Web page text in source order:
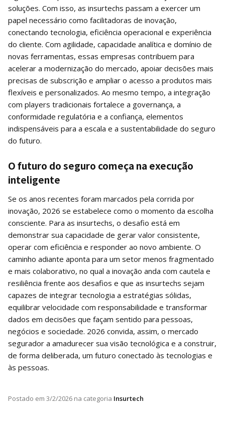
soluções. Com isso, as insurtechs passam a exercer um
papel necessário como facilitadoras de inovação,
conectando tecnologia, eficiência operacional e experiência
do cliente. Com agilidade, capacidade analítica e domínio de
novas ferramentas, essas empresas contribuem para
acelerar a modernização do mercado, apoiar decisões mais
precisas de subscrição e ampliar o acesso a produtos mais
flexíveis e personalizados. Ao mesmo tempo, a integração
com players tradicionais fortalece a governança, a
conformidade regulatória e a confiança, elementos
indispensáveis para a escala e a sustentabilidade do seguro
do futuro.
O futuro do seguro começa na execução
inteligente
Se os anos recentes foram marcados pela corrida por
inovação, 2026 se estabelece como o momento da escolha
consciente. Para as insurtechs, o desafio está em
demonstrar sua capacidade de gerar valor consistente,
operar com eficiência e responder ao novo ambiente. O
caminho adiante aponta para um setor menos fragmentado
e mais colaborativo, no qual a inovação anda com cautela e
resiliência frente aos desafios e que as insurtechs sejam
capazes de integrar tecnologia a estratégias sólidas,
equilibrar velocidade com responsabilidade e transformar
dados em decisões que façam sentido para pessoas,
negócios e sociedade. 2026 convida, assim, o mercado
segurador a amadurecer sua visão tecnológica e a construir,
de forma deliberada, um futuro conectado às tecnologias e
às pessoas.
Postado em 3/2/2026 na categoria Insurtech